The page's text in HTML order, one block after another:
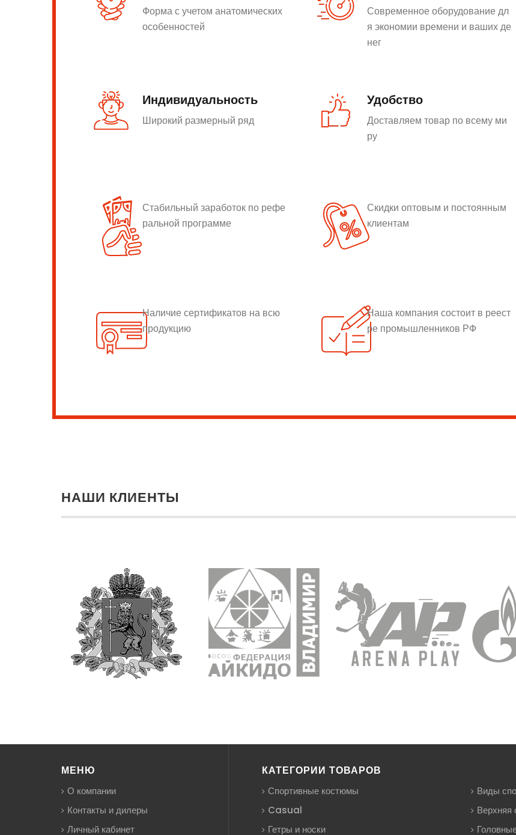
Форма с учетом анатомических
особенностей
Современное оборудование дл
я экономии времени и ваших де
нег
Индивидуальность
Широкий размерный ряд
Удобство
Доставляем товар по всему ми
ру
Стабильный заработок по рефе
ральной программе
Скидки оптовым и постоянным
клиентам
Наличие сертификатов на всю
продукцию
Наша компания состоит в реест
ре промышленников РФ
НАШИ КЛИЕНТЫ
МЕНЮ
О компании
Контакты и дилеры
Личный кабинет
КАТЕГОРИИ ТОВАРОВ
Спортивные костюмы
Casual
Гетры и носки
Виды
Верхняя